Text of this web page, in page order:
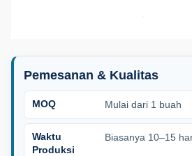
Pemesanan & Kualitas
MOQ Mulai dari 1 buah
Waktu
Produksi
Biasanya 10–15